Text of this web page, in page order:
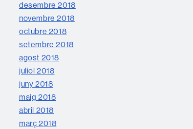
desembre 2018
novembre 2018
octubre 2018
setembre 2018
agost 2018
juliol 2018
juny 2018
maig 2018
abril 2018
març 2018